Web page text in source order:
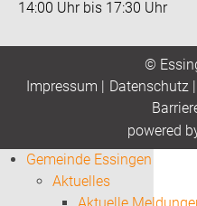
14:00 Uhr bis 17:30 Uhr
©
Impressum | Datenschutz|
powered
Gemeinde Essingen
Aktuelles